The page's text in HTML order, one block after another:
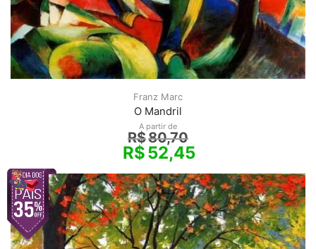
Franz Marc
O Mandril
A partir de
R$80,70
R$52,45